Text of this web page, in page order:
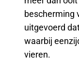
bescherming
uitgevoerd
waarbij
vieren.